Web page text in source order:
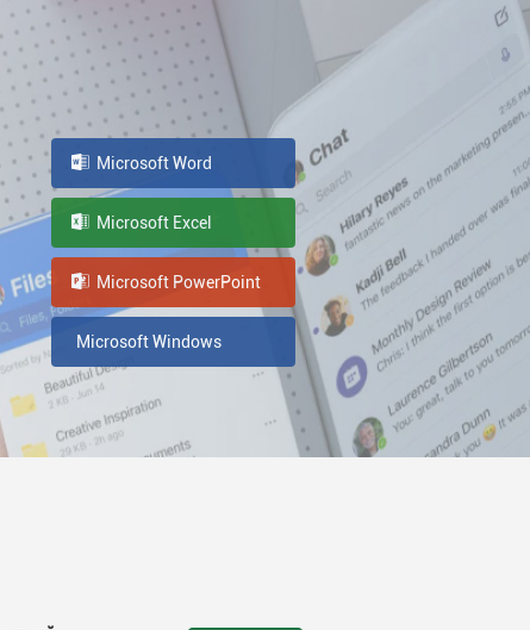
Microsoft Word
Microsoft Excel
Microsoft PowerPoint
Microsoft Windows